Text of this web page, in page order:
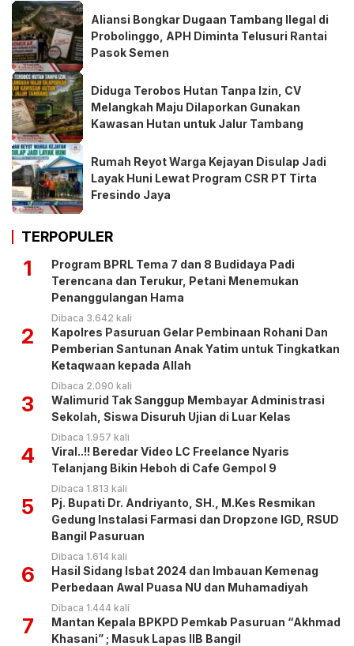
Aliansi Bongkar Dugaan Tambang Ilegal di
Probolinggo, APH Diminta Telusuri Rantai
Pasok Semen
Diduga Terobos Hutan Tanpa Izin, CV
Melangkah Maju Dilaporkan Gunakan
Kawasan Hutan untuk Jalur Tambang
Rumah Reyot Warga Kejayan Disulap Jadi
Layak Huni Lewat Program CSR PT Tirta
Fresindo Jaya
TERPOPULER
1
Program BPRL Tema 7 dan 8 Budidaya Padi
Terencana dan Terukur, Petani Menemukan
Penanggulangan Hama
Dibaca 3.642 kali
2
Kapolres Pasuruan Gelar Pembinaan Rohani Dan
Pemberian Santunan Anak Yatim untuk Tingkatkan
Ketaqwaan kepada Allah
Dibaca 2.090 kali
3
Walimurid Tak Sanggup Membayar Administrasi
Sekolah, Siswa Disuruh Ujian di Luar Kelas
Dibaca 1.957 kali
4
Viral..!! Beredar Video LC Freelance Nyaris
Telanjang Bikin Heboh di Cafe Gempol 9
Dibaca 1.813 kali
5
Pj. Bupati Dr. Andriyanto, SH., M.Kes Resmikan
Gedung Instalasi Farmasi dan Dropzone IGD, RSUD
Bangil Pasuruan
Dibaca 1.614 kali
6
Hasil Sidang Isbat 2024 dan Imbauan Kemenag
Perbedaan Awal Puasa NU dan Muhamadiyah
Dibaca 1.444 kali
7
Mantan Kepala BPKPD Pemkab Pasuruan “Akhmad
Khasani” ; Masuk Lapas IIB Bangil